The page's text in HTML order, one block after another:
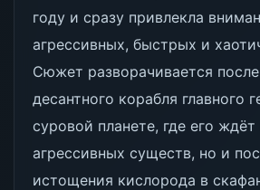
году и сразу привлекла
агрессивных, быстрых и
Сюжет разворачивается
десантного корабля главного
суровой планете, где его
агрессивных существ, но и
истощения кислорода в